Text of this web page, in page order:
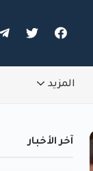
المزيد
آخر الأخبار